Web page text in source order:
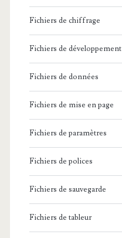
Fichiers de chiffrage
Fichiers de développement
Fichiers de données
Fichiers de mise en page
Fichiers de paramètres
Fichiers de polices
Fichiers de sauvegarde
Fichiers de tableur